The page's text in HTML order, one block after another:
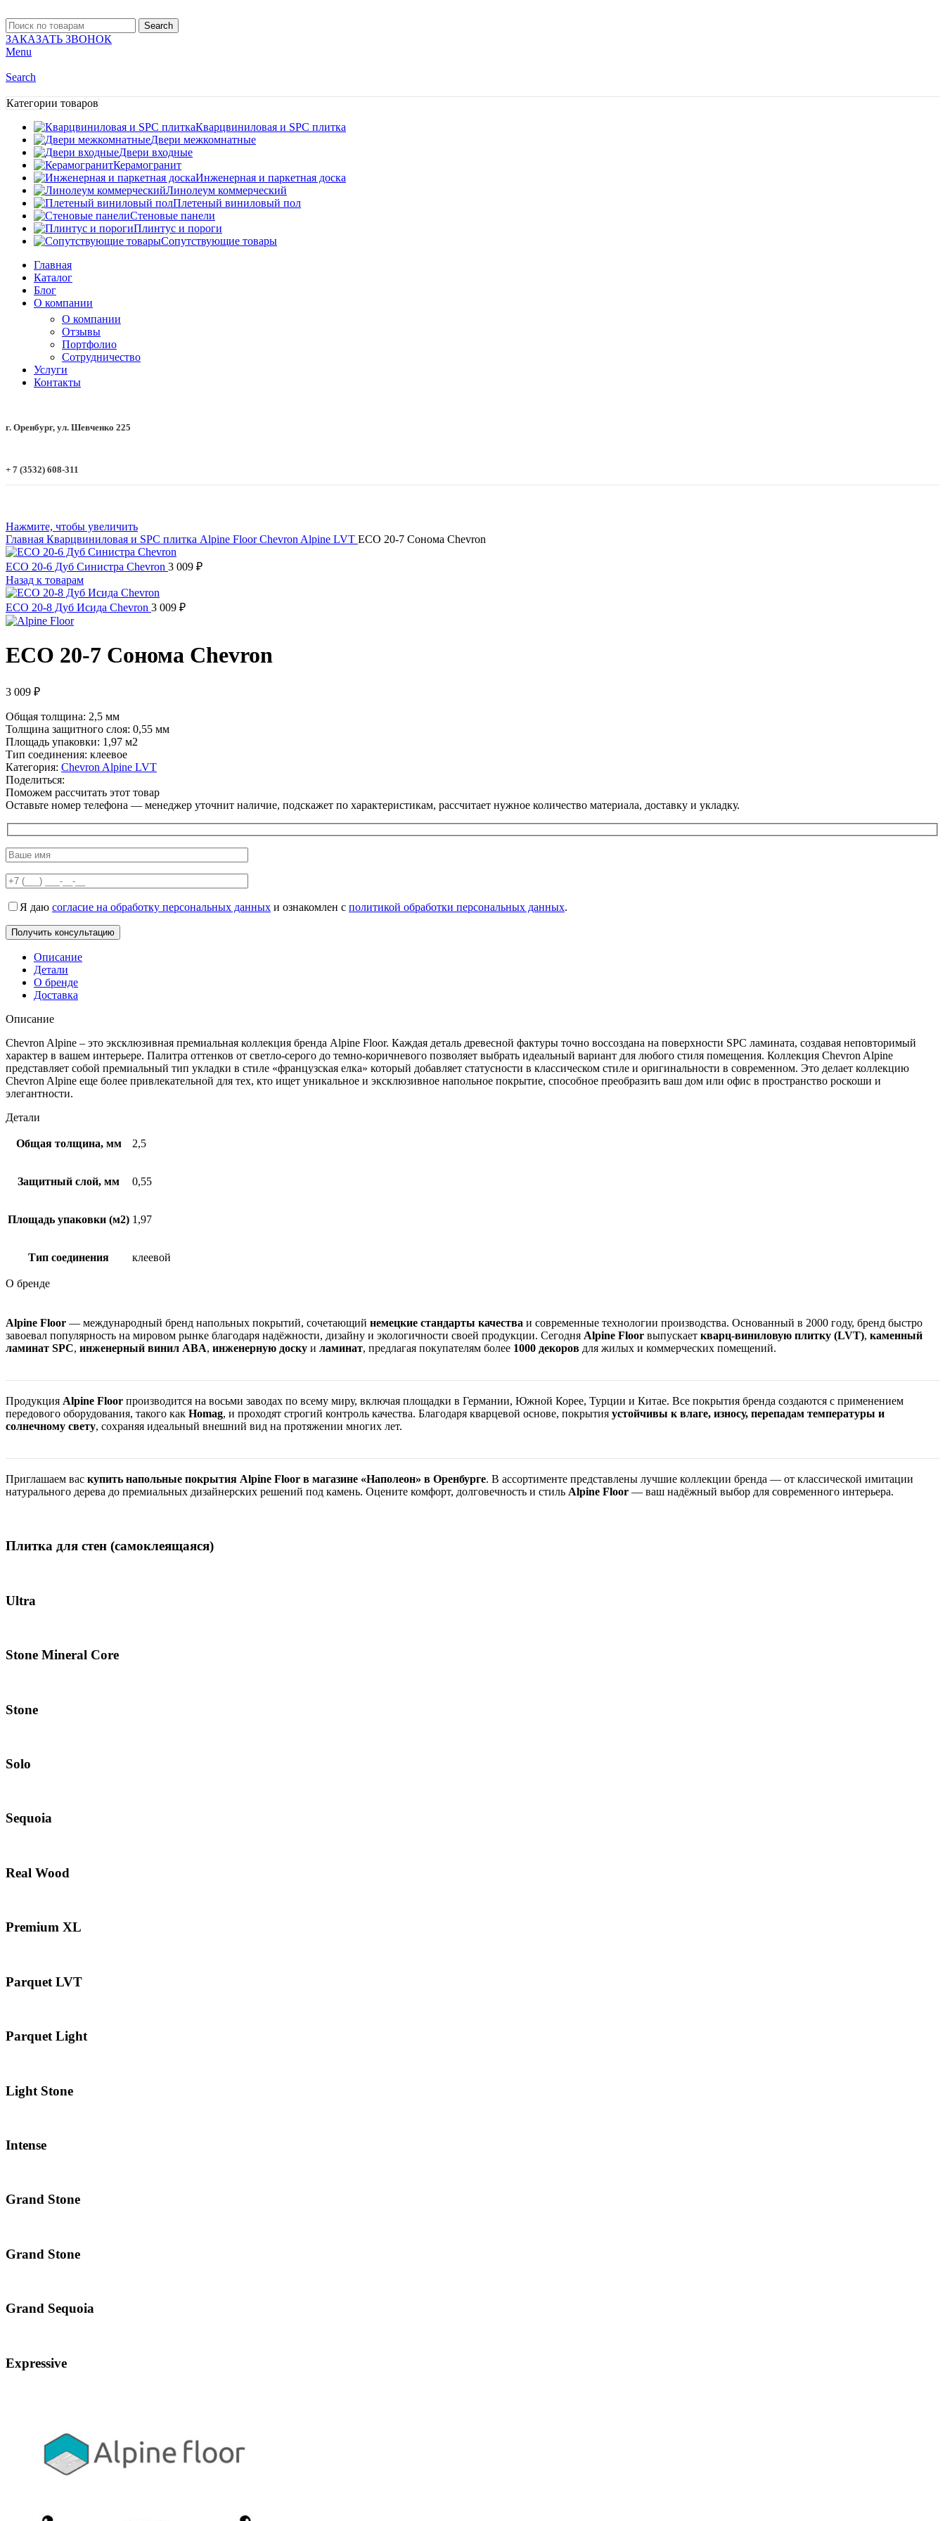
Search
ЗАКАЗАТЬ ЗВОНОК
Menu
Search
Категории товаров
Кварцвиниловая и SPC плитка
Двери межкомнатные
Двери входные
Керамогранит
Инженерная и паркетная доска
Линолеум коммерческий
Плетеный виниловый пол
Стеновые панели
Плинтус и пороги
Сопутствующие товары
Главная
Каталог
Блог
О компании
О компании
Отзывы
Портфолио
Сотрудничество
Услуги
Контакты
г. Оренбург, ул. Шевченко 225
+ 7 (3532) 608-311
Нажмите, чтобы увеличить
Главная Кварцвиниловая и SPC плитка Alpine FloorChevron Alpine LVT ECO 20-7 Сонома Chevron
ECO 20-6 Дуб Синистра Chevron 3 009 ₽
Назад к товарам
ECO 20-8 Дуб Исида Chevron 3 009 ₽
ECO 20-7 Сонома Chevron
3 009 ₽
Общая толщина: 2,5 мм
Толщина защитного слоя: 0,55 мм
Площадь упаковки: 1,97 м2
Тип соединения: клеевое
Категория: Chevron Alpine LVT
Поделиться:
Поможем рассчитать этот товар
Оставьте номер телефона — менеджер уточнит наличие, подскажет по характеристикам, рассчитает нужное количество материала, доставку и укладку.
Я даю согласие на обработку персональных данных и ознакомлен с политикой обработки персональных данных.
Описание
Детали
О бренде
Доставка
Описание
Chevron Alpine – это эксклюзивная премиальная коллекция бренда Alpine Floor. Каждая деталь древесной фактуры точно воссоздана на поверхности SPC ламината, создавая неповторимый
характер в вашем интерьере. Палитра оттенков от светло-серого до темно-коричневого позволяет выбрать идеальный вариант для любого стиля помещения. Коллекция Chevron Alpine
представляет собой премиальный тип укладки в стиле «французская елка» который добавляет статусности в классическом стиле и оригинальности в современном. Это делает коллекцию
Chevron Alpine еще более привлекательной для тех, кто ищет уникальное и эксклюзивное напольное покрытие, способное преобразить ваш дом или офис в пространство роскоши и
элегантности.
Детали
Общая толщина, мм 2,5
Защитный слой, мм 0,55
Площадь упаковки (м2) 1,97
Тип соединения клеевой
О бренде
Alpine Floor — международный бренд напольных покрытий, сочетающий немецкие стандарты качества и современные технологии производства. Основанный в 2000 году, бренд быстро
завоевал популярность на мировом рынке благодаря надёжности, дизайну и экологичности своей продукции. Сегодня Alpine Floor выпускает кварц-виниловую плитку (LVT), каменный
ламинат SPC, инженерный винил ABA, инженерную доску и ламинат, предлагая покупателям более 1000 декоров для жилых и коммерческих помещений.
Продукция Alpine Floor производится на восьми заводах по всему миру, включая площадки в Германии, Южной Корее, Турции и Китае. Все покрытия бренда создаются с применением
передового оборудования, такого как Homag, и проходят строгий контроль качества. Благодаря кварцевой основе, покрытия устойчивы к влаге, износу, перепадам температуры и
солнечному свету, сохраняя идеальный внешний вид на протяжении многих лет.
Приглашаем вас купить напольные покрытия Alpine Floor в магазине «Наполеон» в Оренбурге. В ассортименте представлены лучшие коллекции бренда — от классической имитации
натурального дерева до премиальных дизайнерских решений под камень. Оцените комфорт, долговечность и стиль Alpine Floor — ваш надёжный выбор для современного интерьера.
Плитка для стен (самоклеящаяся)
Ultra
Stone Mineral Core
Stone
Solo
Sequoia
Real Wood
Premium XL
Parquet LVT
Parquet Light
Light Stone
Intense
Grand Stone
Grand Stone
Grand Sequoia
Expressive